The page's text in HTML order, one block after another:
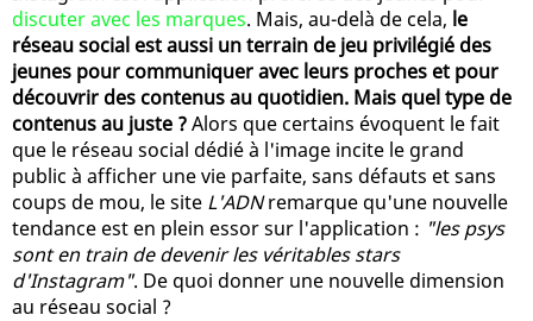
discuter avec les marques. Mais, au-delà de cela, le
réseau social est aussi un terrain de jeu privilégié des
jeunes pour communiquer avec leurs proches et pour
découvrir des contenus au quotidien. Mais quel type de
contenus au juste ?Alors que certains évoquent le fait
que le réseau social dédié à l'image incite le grand
public à afficher une vie parfaite, sans défauts et sans
coups de mou, le site L'ADNremarque qu'une nouvelle
tendance est en plein essor sur l'application : "les psys
sont en train de devenir les véritables stars
d'Instagram". De quoi donner une nouvelle dimension
au réseau social ?